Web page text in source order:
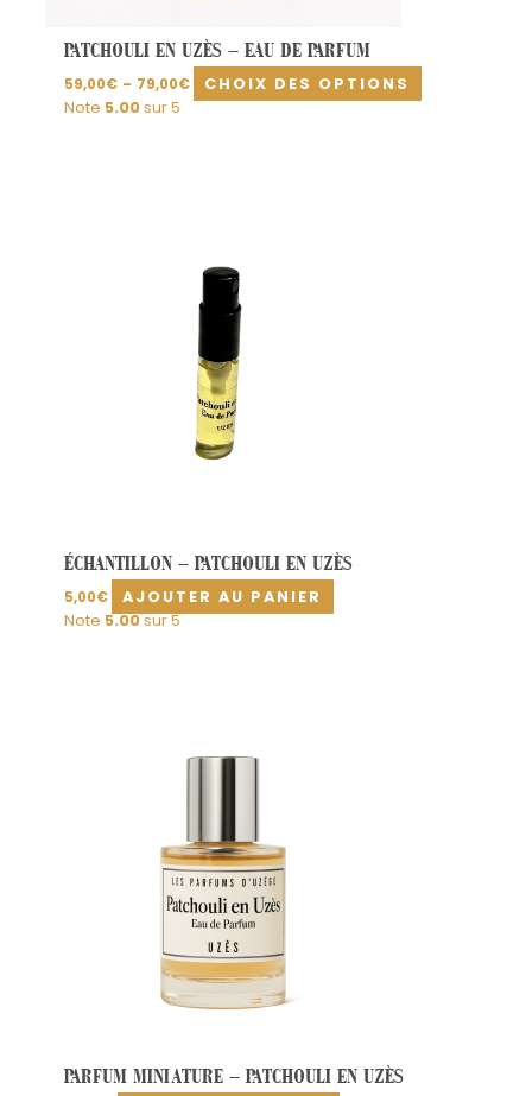
PATCHOULI EN UZÈS – EAU DE PARFUM
59,00€ – 79,00€ CHOIX DES OPTIONS
Note 5.00sur 5
ÉCHANTILLON – PATCHOULI EN UZÈS
5,00€
AJOUTER AU PANIER
Note 5.00sur 5
PARFUM MINIATURE – PATCHOULI EN UZÈS